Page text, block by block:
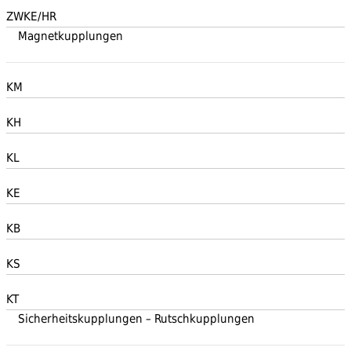
ZWKE/HR
Magnetkupplungen
KM
KH
KL
KE
KB
KS
KT
Sicherheitskupplungen – Rutschkupplungen